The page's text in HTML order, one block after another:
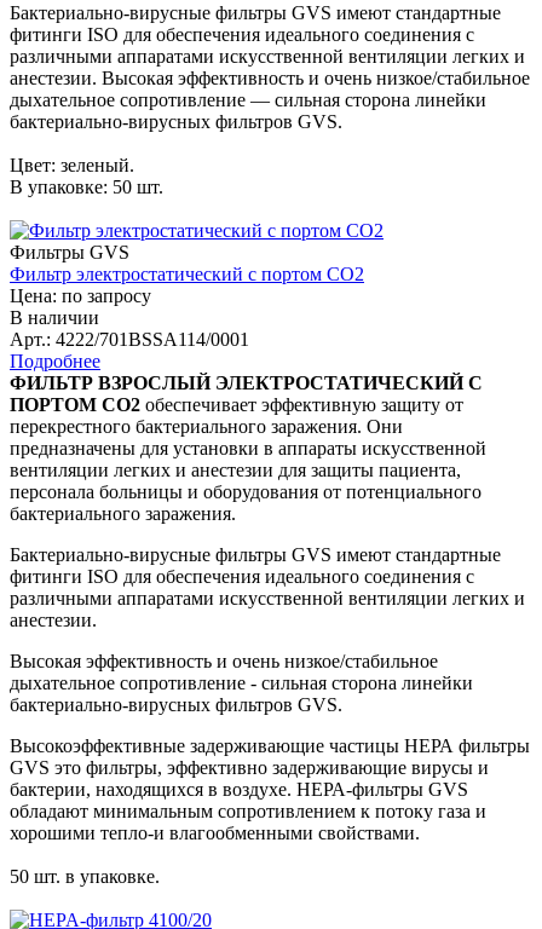
Бактериально-вирусные фильтры GVS имеют стандартные
фитинги ISO для обеспечения идеального соединения с
различными аппаратами искусственной вентиляции легких и
анестезии. Высокая эффективность и очень низкое/стабильное
дыхательное сопротивление — сильная сторона линейки
бактериально-вирусных фильтров GVS.
Цвет: зеленый.
В упаковке: 50 шт.
Фильтры GVS
Фильтр электростатический с портом СО2
Цена: по запросу
В наличии
Арт.: 4222/701BSSA114/0001
Подробнее
ФИЛЬТР ВЗРОСЛЫЙ ЭЛЕКТРОСТАТИЧЕСКИЙ С
ПОРТОМ CO2 обеспечивает эффективную защиту от
перекрестного бактериального заражения. Они
предназначены для установки в аппараты искусственной
вентиляции легких и анестезии для защиты пациента,
персонала больницы и оборудования от потенциального
бактериального заражения.
Бактериально-вирусные фильтры GVS имеют стандартные
фитинги ISO для обеспечения идеального соединения с
различными аппаратами искусственной вентиляции легких и
анестезии.
Высокая эффективность и очень низкое/стабильное
дыхательное сопротивление - сильная сторона линейки
бактериально-вирусных фильтров GVS.
Высокоэффективные задерживающие частицы НЕРА фильтры
GVS это фильтры, эффективно задерживающие вирусы и
бактерии, находящихся в воздухе. НЕРА-фильтры GVS
обладают минимальным сопротивлением к потоку газа и
хорошими тепло-и влагообменными свойствами.
50 шт. в упаковке.